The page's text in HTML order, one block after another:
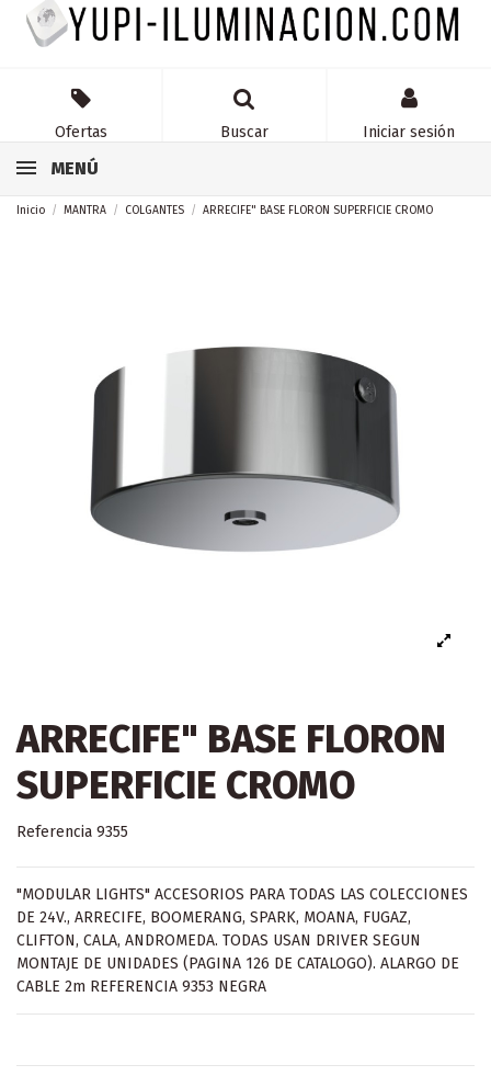
Ofertas Buscar Iniciar sesión
MENÚ
Inicio MANTRA COLGANTES ARRECIFE" BASE FLORON SUPERFICIE CROMO
ARRECIFE" BASE FLORON
SUPERFICIE CROMO
Referencia 9355
"MODULAR LIGHTS" ACCESORIOS PARA TODAS LAS COLECCIONES
DE 24V., ARRECIFE, BOOMERANG, SPARK, MOANA, FUGAZ,
CLIFTON, CALA, ANDROMEDA. TODAS USAN DRIVER SEGUN
MONTAJE DE UNIDADES (PAGINA 126 DE CATALOGO). ALARGO DE
CABLE 2m REFERENCIA 9353 NEGRA